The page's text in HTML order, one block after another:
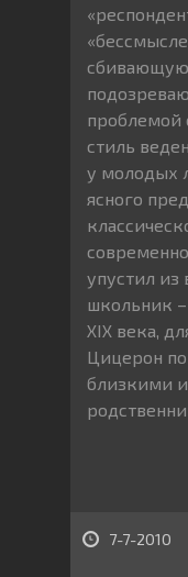
сбивающую
проблемой
стиль
у молодых
ясного
упустил из
школьник
XIX века,
Цицерон
близкими
7-7-2010